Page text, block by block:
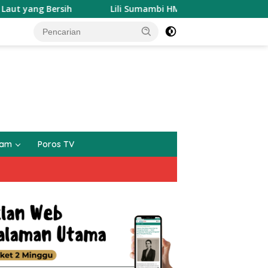
Lili Sumambi HM Resmi mendaftarkan diri sebagai
Poros TV